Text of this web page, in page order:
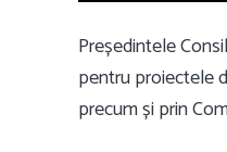
Președintele
pentru proiectele
precum și prin